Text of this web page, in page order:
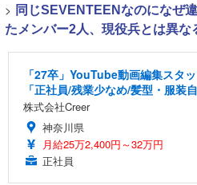
> 同じSEVENTEENなのになぜ
たメンバー2人、現役兵とは異な
「27卒」YouTube動画編集スタ
「正社員/残業少なめ/髪型・服装
株式会社Creer
神奈川県
月給25万2,400円～32万円
正社員